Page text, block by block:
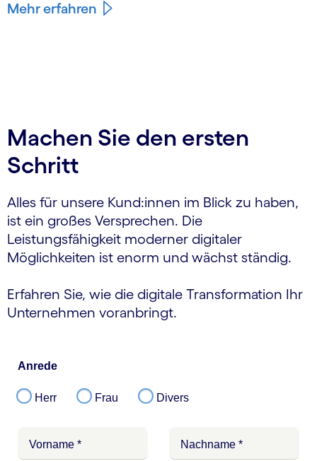
Mehr erfahren
Machen Sie den ersten
Schritt
Alles für unsere Kund:innen im Blick zu haben,
ist ein großes Versprechen. Die
Leistungsfähigkeit moderner digitaler
Möglichkeiten ist enorm und wächst ständig.
Erfahren Sie, wie die digitale Transformation Ihr
Unternehmen voranbringt.